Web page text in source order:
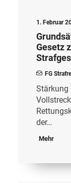
1. Februar
Gesetz
FG
Stärkung
der…
Mehr